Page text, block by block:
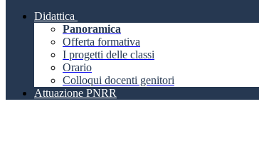
Didattica
Panoramica
Offerta formativa
I progetti delle classi
Orario
Colloqui docenti genitori
Attuazione PNRR